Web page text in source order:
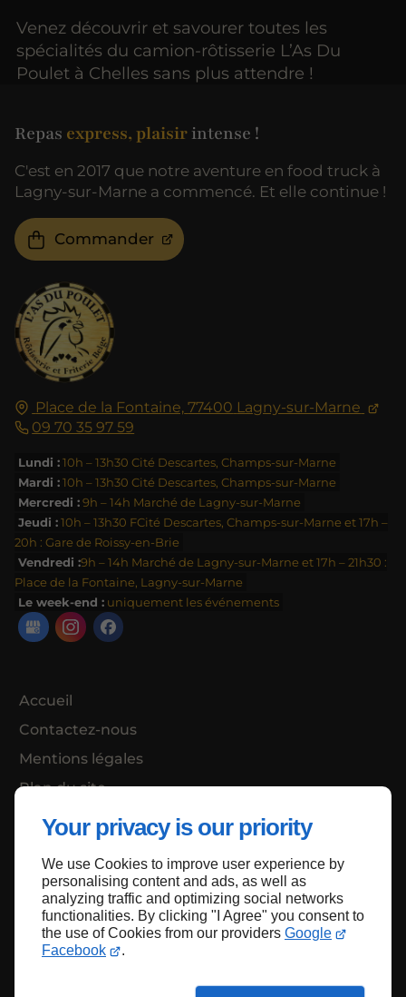
Your privacy is our priority
We use Cookies to improve user experience by
personalising content and ads, as well as
analyzing traffic and optimizing social networks
functionalities. By clicking "I Agree" you consent to
the use of Cookies from our providers Google
Facebook
.
Venez découvrir et savourer toutes les
spécialités du camion-rôtisserie L’As Du
Poulet à Chelles sans plus attendre !
Place de la Fontaine, 77400 Lagny-sur-Marne
09 70 35 97 59
Lundi :10h – 13h30 Cité Descartes, Champs-sur-Marne
Mardi :10h – 13h30 Cité Descartes, Champs-sur-Marne
Mercredi :9h – 14h Marché de Lagny-sur-Marne
Jeudi :10h – 13h30 FCité Descartes, Champs-sur-Marne et 17h –
20h : Gare de Roissy-en-Brie
Vendredi :9h – 14h Marché de Lagny-sur-Marne et 17h – 21h30 :
Place de la Fontaine, Lagny-sur-Marne
Le week-end : uniquement les événements
Accueil
Contactez-nous
Mentions légales
Plan du site
Repas express, plaisirintense !
C'est en 2017 que notre aventure en food truck à
Lagny-sur-Marne a commencé. Et elle continue !
Commander
Haut de page